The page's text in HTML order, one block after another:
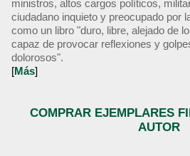
ministros, altos cargos políticos,
ciudadano inquieto y preocupado por
como un libro "duro, libre, alejado de
capaz de provocar reflexiones y
dolorosos".
[Más]
COMPRAR EJEMPLARES
AUTOR